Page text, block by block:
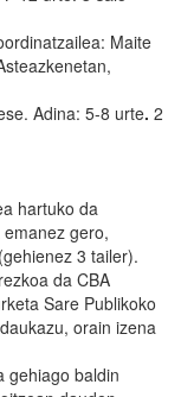
Maite
Adina: 5-8 urte. 2
hartuko da
gero,
3 tailer).
da CBA
Sare Publikoko
orain izena
gehiago baldin